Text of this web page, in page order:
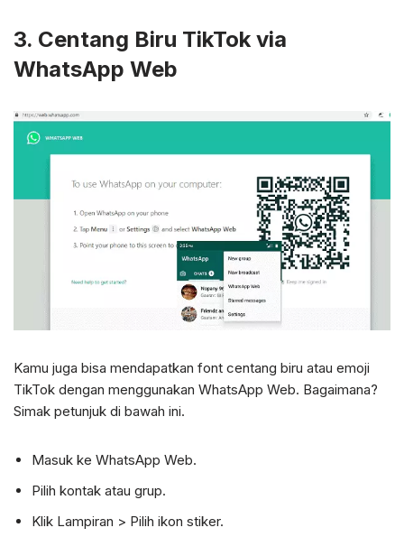
3. Centang Biru TikTok via
WhatsApp Web
Kamu juga bisa mendapatkan font centang biru atau emoji
TikTok dengan menggunakan WhatsApp Web. Bagaimana?
Simak petunjuk di bawah ini.
Masuk ke WhatsApp Web.
Pilih kontak atau grup.
Klik Lampiran > Pilih ikon stiker.